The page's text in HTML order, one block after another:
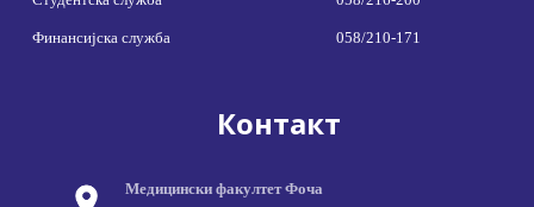
Финансијска служба 058/210-171
Контакт
Медицински факултет Фоча